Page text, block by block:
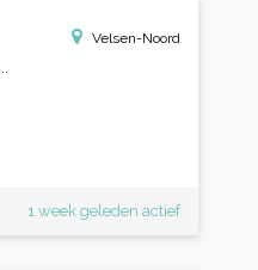
Velsen-Noord
1 week geleden actief